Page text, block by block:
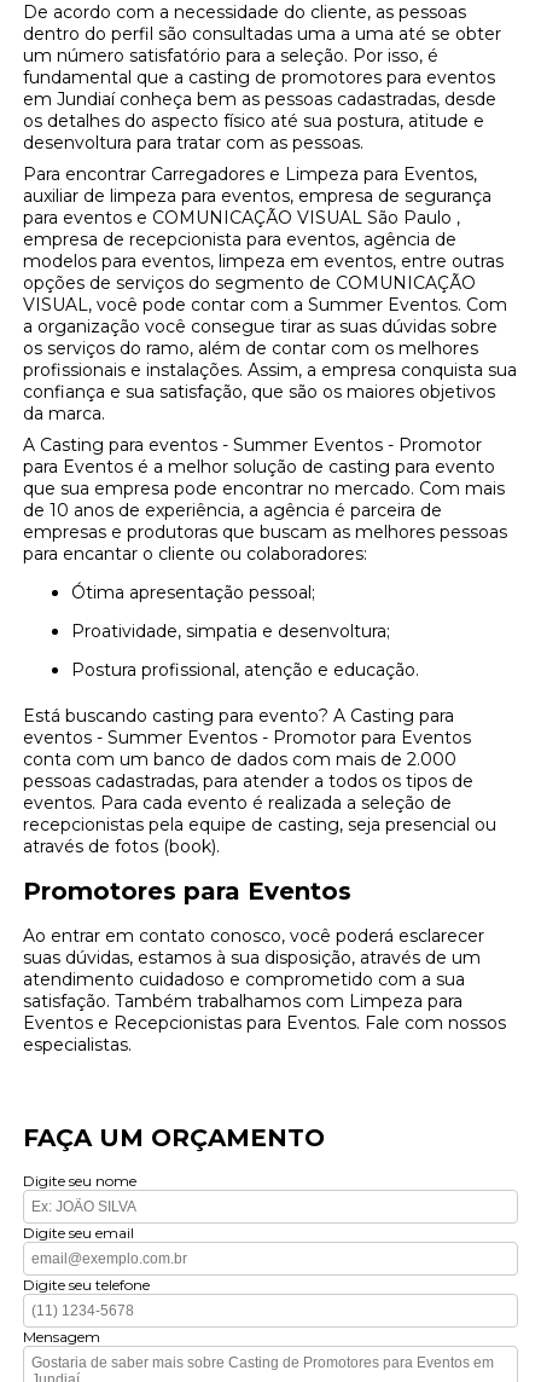
De acordo com a necessidade do cliente, as pessoas
dentro do perfil são consultadas uma a uma até se obter
um número satisfatório para a seleção. Por isso, é
fundamental que a casting de promotores para eventos
em Jundiaí conheça bem as pessoas cadastradas, desde
os detalhes do aspecto físico até sua postura, atitude e
desenvoltura para tratar com as pessoas.
Para encontrar Carregadores e Limpeza para Eventos,
auxiliar de limpeza para eventos, empresa de segurança
para eventos e COMUNICAÇÃO VISUAL São Paulo ,
empresa de recepcionista para eventos, agência de
modelos para eventos, limpeza em eventos, entre outras
opções de serviços do segmento de COMUNICAÇÃO
VISUAL, você pode contar com a Summer Eventos. Com
a organização você consegue tirar as suas dúvidas sobre
os serviços do ramo, além de contar com os melhores
profissionais e instalações. Assim, a empresa conquista sua
confiança e sua satisfação, que são os maiores objetivos
da marca.
A Casting para eventos - Summer Eventos - Promotor
para Eventos é a melhor solução de casting para evento
que sua empresa pode encontrar no mercado. Com mais
de 10 anos de experiência, a agência é parceira de
empresas e produtoras que buscam as melhores pessoas
para encantar o cliente ou colaboradores:
Ótima apresentação pessoal;
Proatividade, simpatia e desenvoltura;
Postura profissional, atenção e educação.
Está buscando casting para evento? A Casting para
eventos - Summer Eventos - Promotor para Eventos
conta com um banco de dados com mais de 2.000
pessoas cadastradas, para atender a todos os tipos de
eventos. Para cada evento é realizada a seleção de
recepcionistas pela equipe de casting, seja presencial ou
através de fotos (book).
Promotores para Eventos
Ao entrar em contato conosco, você poderá esclarecer
suas dúvidas, estamos à sua disposição, através de um
atendimento cuidadoso e comprometido com a sua
satisfação. Também trabalhamos com Limpeza para
Eventos e Recepcionistas para Eventos. Fale com nossos
especialistas.
FAÇA UM ORÇAMENTO
Digite seu nome
Digite seu email
Digite seu telefone
Mensagem